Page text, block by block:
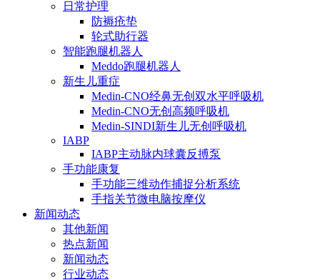
日常护理
防褥疮垫
轮式助行器
智能跑腿机器人
Meddo跑腿机器人
新生儿重症
Medin-CNO经鼻无创双水平呼吸机
Medin-CNO无创高频呼吸机
Medin-SINDI新生儿无创呼吸机
IABP
IABP主动脉内球囊反搏泵
手功能康复
手功能三维动作捕捉分析系统
手指关节微电脑按摩仪
新闻动态
其他新闻
热点新闻
新闻动态
行业动态